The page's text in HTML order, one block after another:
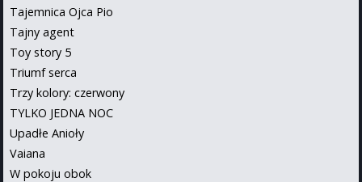
Tajemnica Ojca Pio
Tajny agent
Toy story 5
Triumf serca
Trzy kolory: czerwony
TYLKO JEDNA NOC
Upadłe Anioły
Vaiana
W pokoju obok